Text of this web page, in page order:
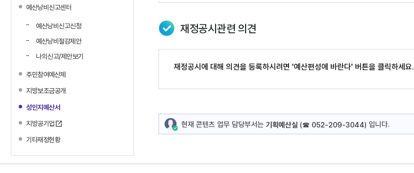
예산낭비신고센터
예산낭비신고신청
예산낭비절감제안
나의신고/제안보기
주민참여예산제
지방보조금공개
성인지예산서
지방공기업
기타재정현황
재정공시관련 의견
재정공시에 대해 의견을 등록하시려면 '예산편성에 바란다' 버튼을 클릭하세요.
현재 콘텐츠 업무 담당부서는 기획예산실 (☎ 052-209-3044) 입니다.